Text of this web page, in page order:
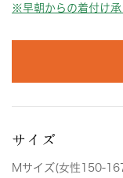
※早朝からの着付け承
サイズ
Mサイズ(女性150-